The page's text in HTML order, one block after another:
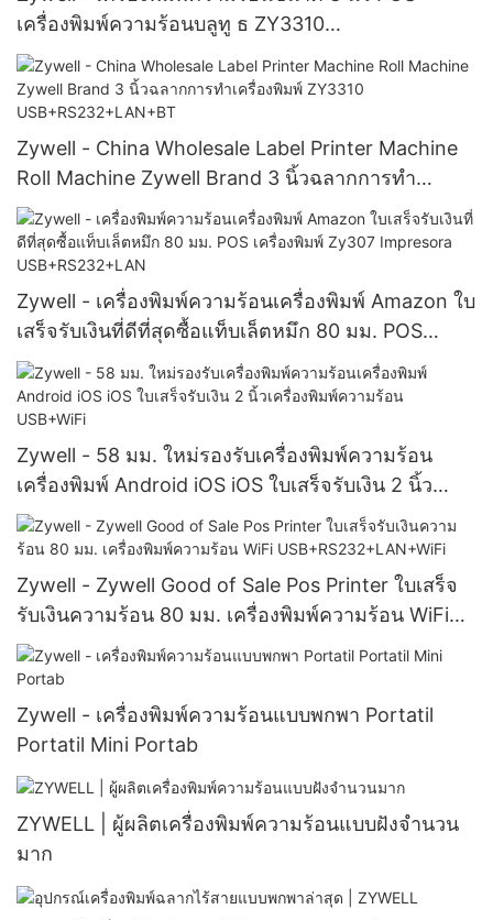
เครื่องพิมพ์ความร้อนบลูทู ธ ZY3310
USB+RS232+LAN+BT
Zywell - China Wholesale Label Printer Machine
Roll Machine Zywell Brand 3 นิ้วฉลากการทำ
เครื่องพิมพ์ ZY3310 USB+RS232+LAN+BT
Zywell - เครื่องพิมพ์ความร้อนเครื่องพิมพ์ Amazon ใบ
เสร็จรับเงินที่ดีที่สุดซื้อแท็บเล็ตหมึก 80 มม. POS
เครื่องพิมพ์ Zy307 Impresora USB+RS232+LAN
Zywell - 58 มม. ใหม่รองรับเครื่องพิมพ์ความร้อน
เครื่องพิมพ์ Android iOS iOS ใบเสร็จรับเงิน 2 นิ้ว
เครื่องพิมพ์ความร้อน USB+WiFi
Zywell - Zywell Good of Sale Pos Printer ใบเสร็จ
รับเงินความร้อน 80 มม. เครื่องพิมพ์ความร้อน WiFi
USB+RS232+LAN+WiFi
Zywell - เครื่องพิมพ์ความร้อนแบบพกพา Portatil
Portatil Mini Portab
ZYWELL | ผู้ผลิตเครื่องพิมพ์ความร้อนแบบฝังจำนวน
มาก